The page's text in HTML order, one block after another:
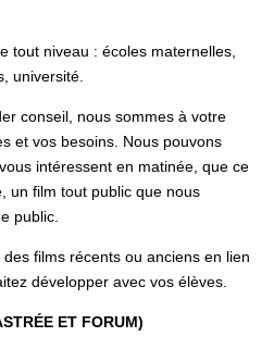
tout niveau : écoles maternelles,
université.
conseil, nous sommes à votre
et vos besoins. Nous pouvons
intéressent en matinée, que ce
un film tout public que nous
public.
films récents ou anciens en lien
développer avec vos élèves.
ET FORUM)